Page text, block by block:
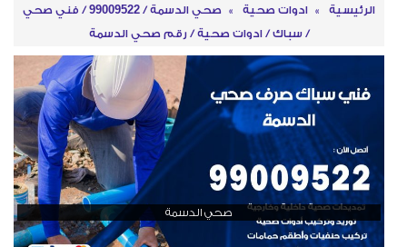
الرئيسية » ادوات صحية »
صحي الدسمة / 99009522 / فني صحي
/ سباك / ادوات صحية / رقم صحي الدسمة
صحي الدسمة